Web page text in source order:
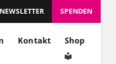
NEWSLETTER SPENDEN
Kontakt Shop